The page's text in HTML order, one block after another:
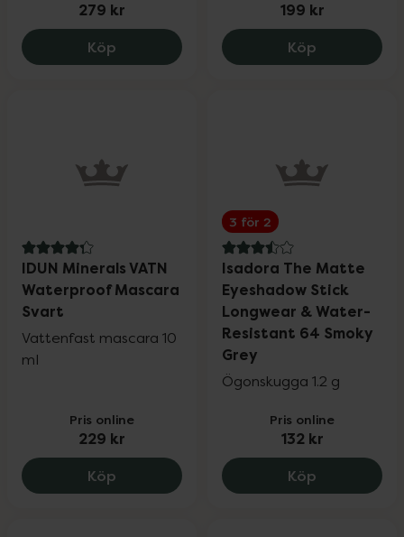
279 kr
Köp Lenoites PowerLash Growth Serum
199 kr
Köp IsaDora
4.3 av 5 i omdöme
IDUN Minerals VATN
Waterproof Mascara
Svart
Vattenfast mascara 10
ml
Pris online
229 kr
Köp IDUN Minerals VATN Waterproof
3 för 2
3.5 av 5 i omdöme
Isadora The Matte
Eyeshadow Stick
Longwear & Water-
Resistant 64 Smoky
Grey
Ögonskugga 1.2 g
Pris online
132 kr
Köp Isadora